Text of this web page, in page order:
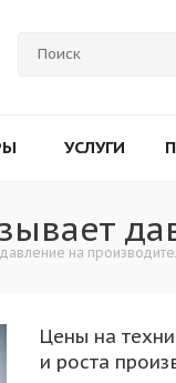
УСЛУГИ
на
Цены на
и роста